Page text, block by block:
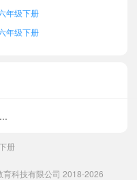
年级下册
年级下册
年级下册
下册
册
科技有限公司 2018-2026